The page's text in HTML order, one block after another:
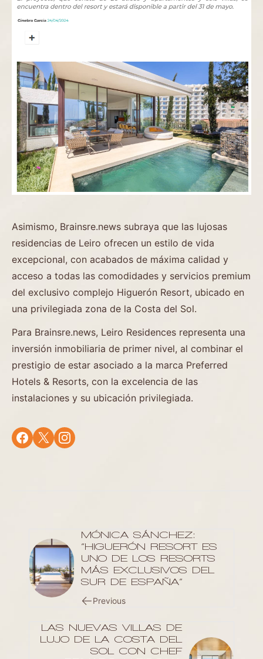
Asimismo, Brainsre.news subraya que las lujosas
residencias de Leiro ofrecen un estilo de vida
excepcional, con acabados de máxima calidad y
acceso a todas las comodidades y servicios premium
del exclusivo complejo Higuerón Resort, ubicado en
una privilegiada zona de la Costa del Sol.
Para Brainsre.news, Leiro Residences representa una
inversión inmobiliaria de primer nivel, al combinar el
prestigio de estar asociado a la marca Preferred
Hotels & Resorts, con la excelencia de las
instalaciones y su ubicación privilegiada.
MÓNICA SÁNCHEZ:
“HIGUERÓN RESORT ES
UNO DE LOS RESORTS
MÁS EXCLUSIVOS DEL
SUR DE ESPAÑA”
Previous
LAS NUEVAS VILLAS DE
LUJO DE LA COSTA DEL
SOL CON CHEF